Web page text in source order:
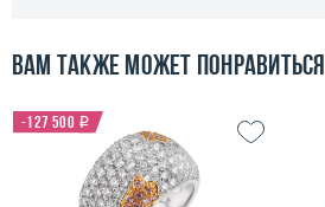
Вам также может понравиться
-127 500 i